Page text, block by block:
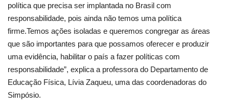
política que precisa ser implantada no Brasil com
responsabilidade, pois ainda não temos uma política
firme.Temos ações isoladas e queremos congregar as áreas
que são importantes para que possamos oferecer e produzir
uma evidência, habilitar o país a fazer políticas com
responsabilidade”, explica a professora do Departamento de
Educação Física, Lívia Zaqueu, uma das coordenadoras do
Simpósio.